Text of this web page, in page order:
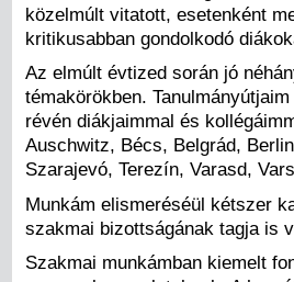
közelmúlt vitatott, esetenként
kritikusabban gondolkodó
Az elmúlt évtized során jó
témakörökben.
révén diákjaimmal és
Auschwitz, Bécs, Belgrád,
Szarajevó, Terezín, Varasd,
Munkám elismeréséül kétszer
szakmai bizottságának tagja is
Szakmai munkámban kiemelt